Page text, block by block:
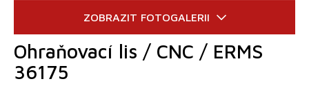
Ohraňovací lis / CNC / ERMS
36175